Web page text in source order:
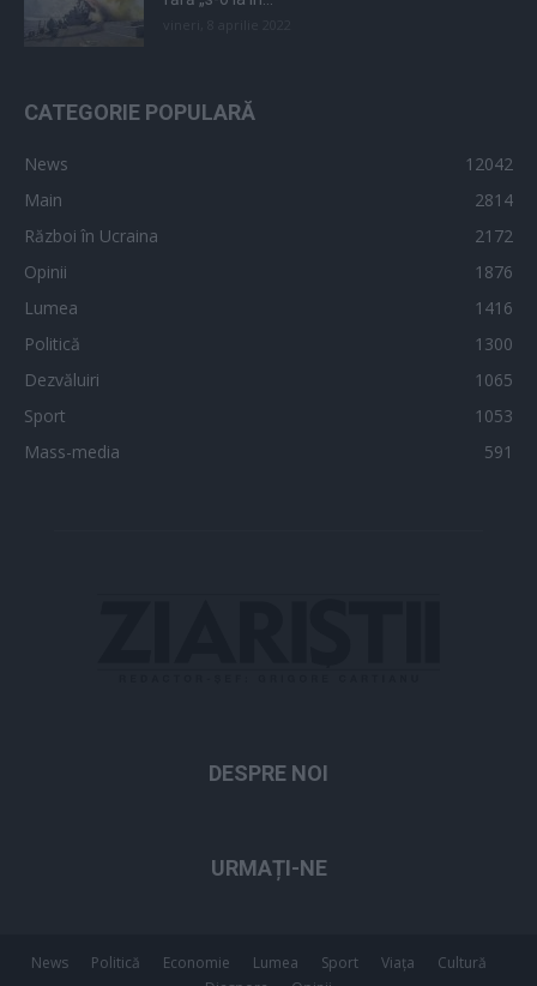
CATEGORIE POPULARĂ
News
12042
Main
2814
Război în Ucraina
2172
Opinii
1876
Lumea
1416
Politică
1300
Dezvăluiri
1065
Sport
1053
Mass-media
591
DESPRE NOI
URMAȚI-NE
News Politică Economie Lumea Sport Viața
Cultură